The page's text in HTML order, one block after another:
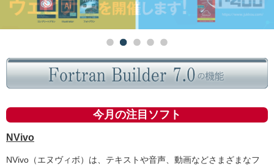
今月の注目ソフト
NVivo
NVivo（エヌヴィボ）は、テキストや音声、動画などさまざまなフ